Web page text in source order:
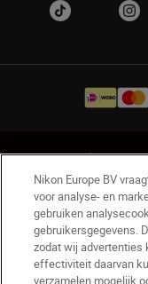
NL Nikon
Contact opnemen
Nikon Store -
Cookieverklaring
Cookie-
Nikon Europe BV
voor analyse- en
gebruiken
gebruikersgegevens.
zodat wij advertenties
effectiviteit daarvan
verzamelen mogelijk